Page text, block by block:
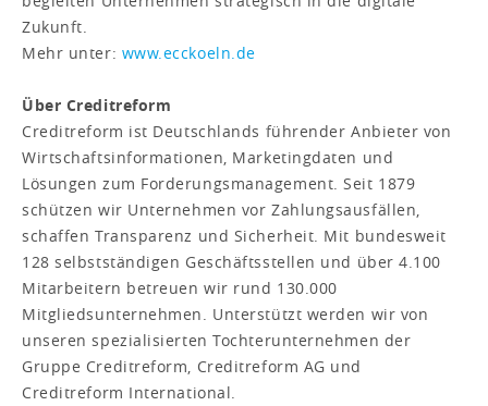
Zukunft.
Mehr unter: www.ecckoeln.de
Über Creditreform
Creditreform ist Deutschlands führender Anbieter von
Wirtschaftsinformationen, Marketingdaten und
Lösungen zum Forderungsmanagement. Seit 1879
schützen wir Unternehmen vor Zahlungsausfällen,
schaffen Transparenz und Sicherheit. Mit bundesweit
128 selbstständigen Geschäftsstellen und über 4.100
Mitarbeitern betreuen wir rund 130.000
Mitgliedsunternehmen. Unterstützt werden wir von
unseren spezialisierten Tochterunternehmen der
Gruppe Creditreform, Creditreform AG und
Creditreform International.